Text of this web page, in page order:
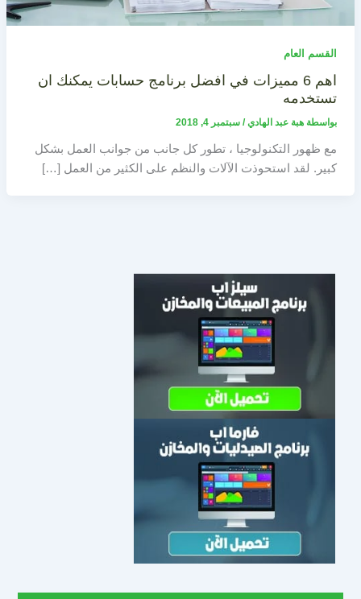
القسم العام
اهم 6 مميزات في افضل برنامج حسابات يمكنك ان
تستخدمه
بواسطة هبة عبد الهادي/ سبتمبر 4, 2018
مع ظهور التكنولوجيا ، تطور كل جانب من جوانب العمل بشكل
كبير. لقد استحوذت الآلات والنظم على الكثير من العمل […]